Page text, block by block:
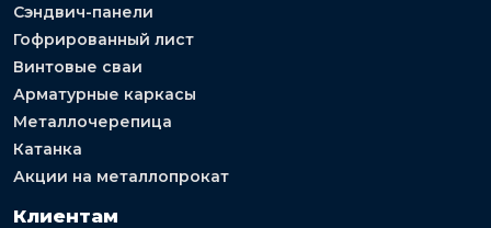
Сэндвич-панели
Гофрированный лист
Винтовые сваи
Арматурные каркасы
Металлочерепица
Катанка
Акции на металлопрокат
Клиентам